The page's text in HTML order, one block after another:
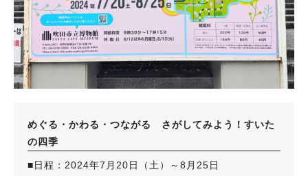
めぐる・かわる・つながる さがしてみよう！すいた
の四季
■日程：2024年7月20日（土）～8月25日